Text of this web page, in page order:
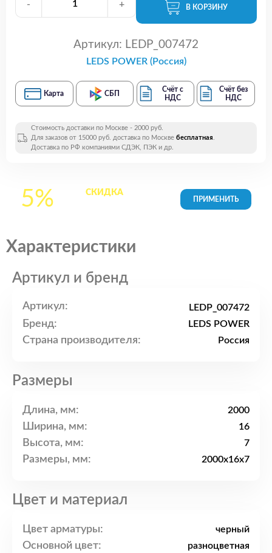
- + В КОРЗИНУ
Артикул: LEDP_007472
LEDS POWER (Россия)
Карта СБП
Счёт с
НДС
Счёт без
НДС
Стоимость доставки по Москве - 2000 руб.
Для заказов от 15000 руб. доставка по Москве бесплатная.
Доставка по РФ компаниями СДЭК, ПЭК и др.
5% СКИДКАна все
Характеристики
Артикул и бренд
Артикул: LEDP_007472
Бренд: LEDS POWER
Страна производителя: Россия
Размеры
Длина, мм: 2000
Ширина, мм: 16
Высота, мм: 7
Размеры, мм: 2000x16x7
Цвет и материал
Цвет арматуры: черный
Основной цвет: разноцветная